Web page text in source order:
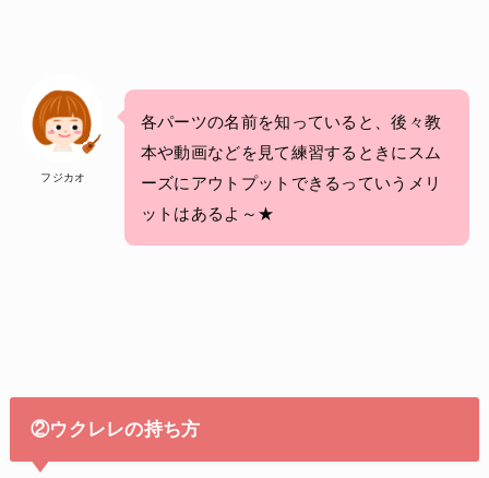
フジカオ
各パーツの名前を知っていると、後々教
本や動画などを見て練習するときにスム
ーズにアウトプットできるっていうメリ
ットはあるよ～★
②ウクレレの持ち方